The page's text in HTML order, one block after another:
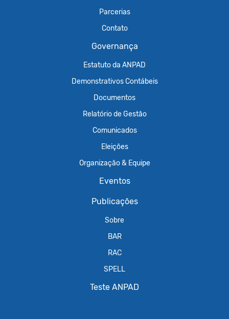
Parcerias
Contato
Governança
Estatuto da ANPAD
Demonstrativos Contábeis
Documentos
Relatório de Gestão
Comunicados
Eleições
Organização & Equipe
Eventos
Publicações
Sobre
BAR
RAC
SPELL
Teste ANPAD